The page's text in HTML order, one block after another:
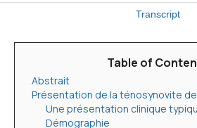
Transcript
Table of
Abstrait
Présentation de la ténosynovite de
Une présentation clinique
Démographie